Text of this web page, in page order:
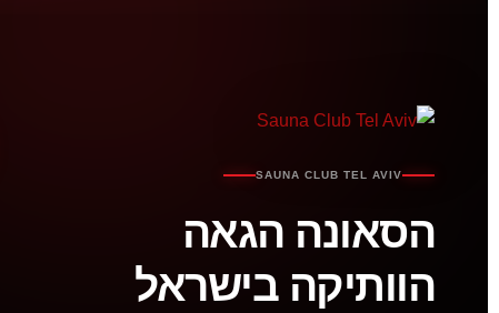
SAUNA CLUB TEL AVIV
הסאונה הגאה
הוותיקה בישראל